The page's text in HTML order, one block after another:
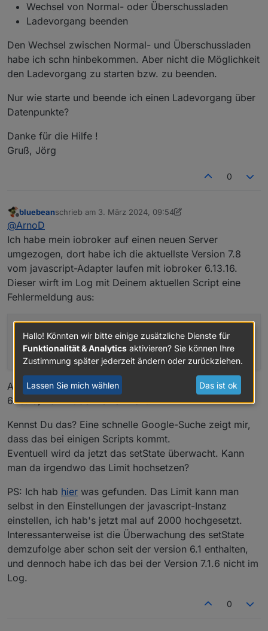
Wechsel von Normal- oder Überschussladen
Ladevorgang beenden
Den Wechsel zwischen Normal- und Überschussladen
habe ich schn hinbekommen. Aber nicht die Möglichkeit
den Ladevorgang zu starten bzw. zu beenden.
Nur wie starte und beende ich einen Ladevorgang über
Datenpunkte?
Danke für die Hilfe !
Gruß, Jörg
0
Offline
bluebeanschrieb am 3. März 2024, 09:54
zuletzt editiert von bluebean3. März 2024, 11:08
@ArnoD
Ich habe mein iobroker auf einen neuen Server
umgezogen, dort habe ich die aktuellste Version 7.8
vom javascript-Adapter laufen mit iobroker 6.13.16.
Dieser wirft im Log mit Deinem aktuellen Script eine
Fehlermeldung aus:
setState more than1000timesper minute!
Stopping Script now!Pleasecheck your script!
Auf dem alten System mit javascript 7.16 (iobroker
6.13.16) kommt der Fehler nicht.
Kennst Du das? Eine schnelle Google-Suche zeigt mir,
dass das bei einigen Scripts kommt.
Eventuell wird da jetzt das setState überwacht. Kann
man da irgendwo das Limit hochsetzen?
PS: Ich hab hier was gefunden. Das Limit kann man
selbst in den Einstellungen der javascript-Instanz
einstellen, ich hab's jetzt mal auf 2000 hochgesetzt.
Interessanterweise ist die Überwachung des setState
demzufolge aber schon seit der version 6.1 enthalten,
und dennoch habe ich das bei der Version 7.1.6 nicht im
Log.
0
Hallo! Könnten wir bitte einige zusätzliche Dienste für
Funktionalität & Analytics aktivieren? Sie können Ihre
Zustimmung später jederzeit ändern oder zurückziehen.
Lassen Sie mich wählen Das ist ok